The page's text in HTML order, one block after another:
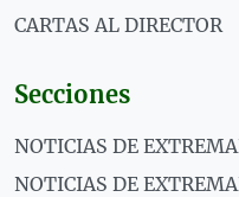
CARTAS AL DIRECTOR
Secciones
NOTICIAS DE
NOTICIAS DE